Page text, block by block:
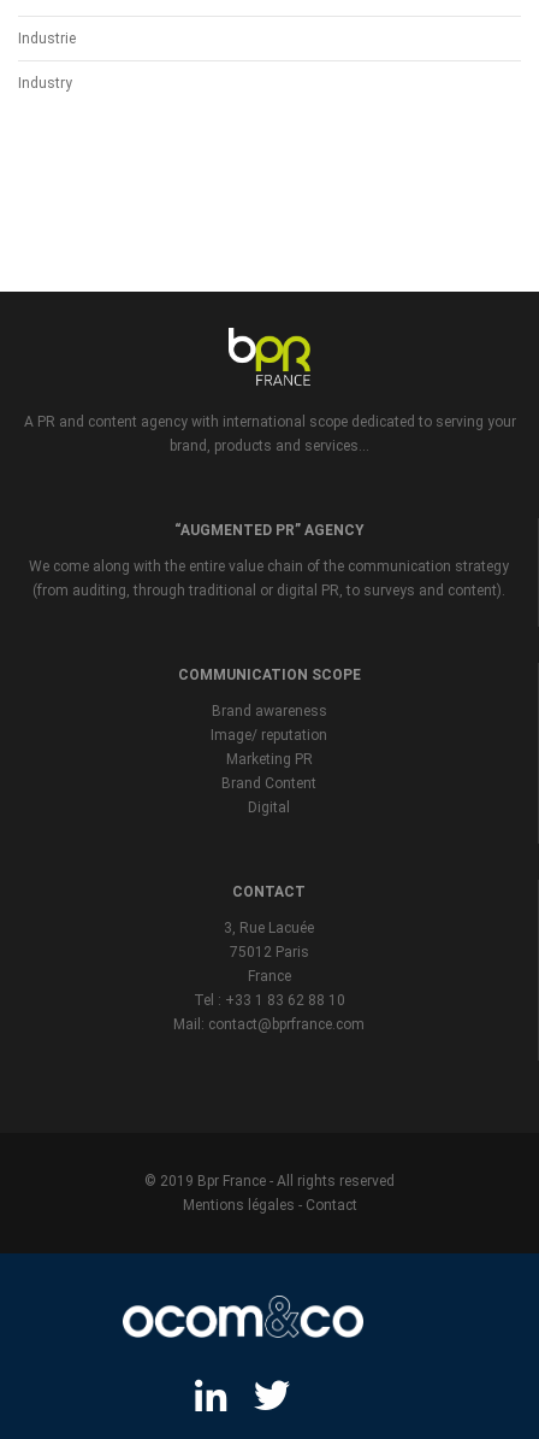
Industrie
Industry
A PR and content agency with international scope dedicated to serving your
brand, products and services...
“AUGMENTED PR” AGENCY
We come along with the entire value chain of the communication strategy
(from auditing, through traditional or digital PR, to surveys and content).
COMMUNICATION SCOPE
Brand awareness
Image/ reputation
Marketing PR
Brand Content
Digital
CONTACT
3, Rue Lacuée
75012 Paris
France
Tel : +33 1 83 62 88 10
Mail: contact@bprfrance.com
© 2019 Bpr France - All rights reserved
Mentions légales - Contact